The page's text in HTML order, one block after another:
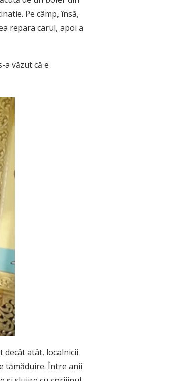
Pe câmp, însă,
repara carul, apoi a
a văzut că e
decât atât, localnicii
tămăduire. Între anii